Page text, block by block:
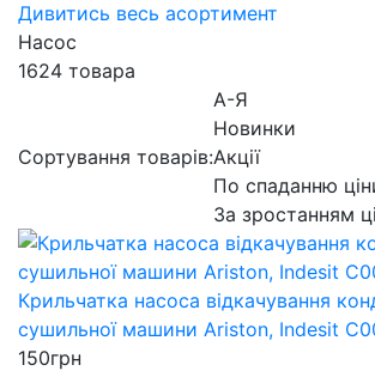
Дивитись весь асортимент
Насос
1624 товара
Сортування товарів:
А-Я
Новинки
Акції
По спаданню
За зростанням
Крильчатка насоса відкачування
сушильної машини Ariston, Indesit
150грн